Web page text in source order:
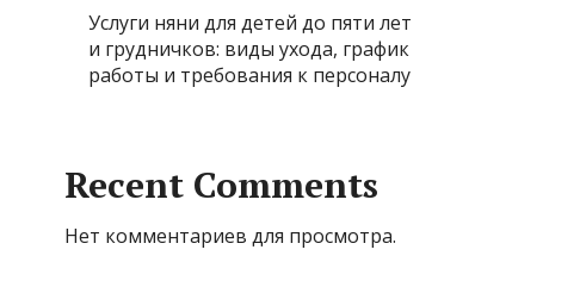
Услуги няни для детей до пяти лет
и грудничков: виды ухода, график
работы и требования к персоналу
Recent Comments
Нет комментариев для просмотра.